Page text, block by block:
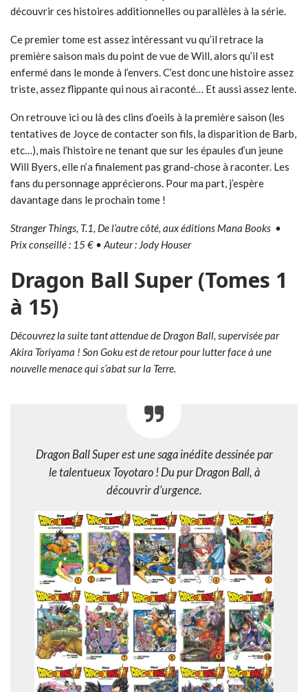
découvrir ces histoires additionnelles ou parallèles à la série.
Ce premier tome est assez intéressant vu qu’il retrace la
première saison mais du point de vue de Will, alors qu’il est
enfermé dans le monde à l’envers. C’est donc une histoire assez
triste, assez flippante qui nous ai raconté… Et aussi assez lente.
On retrouve ici ou là des clins d’oeils à la première saison (les
tentatives de Joyce de contacter son fils, la disparition de Barb,
etc…), mais l’histoire ne tenant que sur les épaules d’un jeune
Will Byers, elle n’a finalement pas grand-chose à raconter. Les
fans du personnage apprécierons. Pour ma part, j’espère
davantage dans le prochain tome !
Stranger Things, T.1, De l’autre côté, aux éditions Mana Books •
Prix conseillé : 15 € • Auteur : Jody Houser
Dragon Ball Super (Tomes 1
à 15)
Découvrez la suite tant attendue de Dragon Ball, supervisée par
Akira Toriyama ! Son Goku est de retour pour lutter face à une
nouvelle menace qui s’abat sur la Terre.
Dragon Ball Superest une saga inédite dessinée par
le talentueux Toyotaro ! Du pur Dragon Ball, à
découvrir d’urgence.